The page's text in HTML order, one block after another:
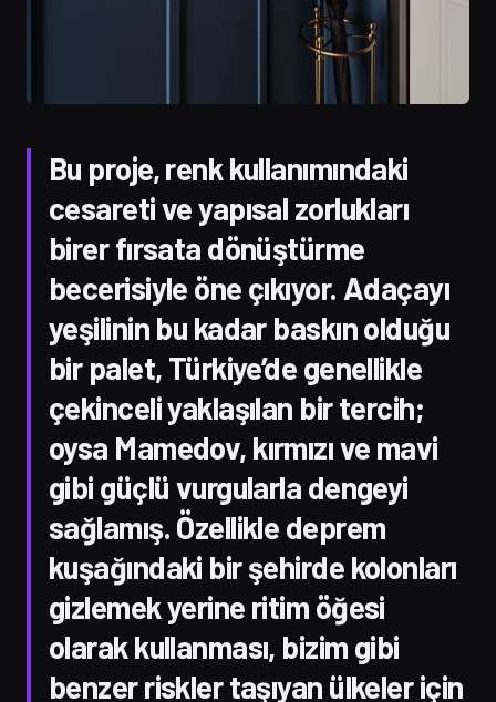
Bu proje, renk kullanımındaki
cesareti ve yapısal zorlukları
birer fırsata dönüştürme
becerisiyle öne çıkıyor. Adaçayı
yeşilinin bu kadar baskın olduğu
bir palet, Türkiye’de genellikle
çekinceli yaklaşılan bir tercih;
oysa Mamedov, kırmızı ve mavi
gibi güçlü vurgularla dengeyi
sağlamış. Özellikle deprem
kuşağındaki bir şehirde kolonları
gizlemek yerine ritim öğesi
olarak kullanması, bizim gibi
benzer riskler taşıyan ülkeler için